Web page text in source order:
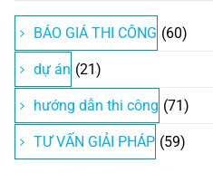
BÁO GIÁ THI CÔNG (60)
dự án (21)
hướng dẫn thi công (71)
TƯ VẤN GIẢI PHÁP (59)